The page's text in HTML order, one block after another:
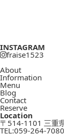
INSTAGRAM
fraise1523
About
Information
Menu
Blog
Contact
Reserve
Location
〒514-1101 三重
TEL:059-264-7080